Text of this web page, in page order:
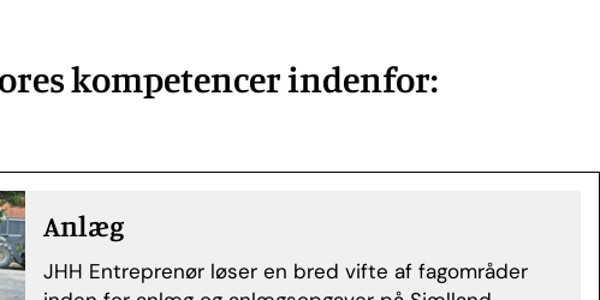
kompetencer indenfor:
Anlæg
JHH Entreprenør løser en bred vifte af fagområder